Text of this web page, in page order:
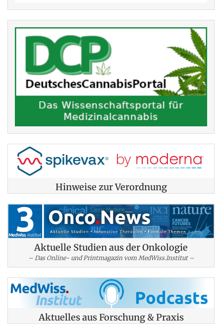
Hinweise zur Verordnung
Aktuelle Studien aus der Onkologie
– Das Online- und Printmagazin vom MedWiss.Institut –
Aktuelles aus Forschung & Praxis